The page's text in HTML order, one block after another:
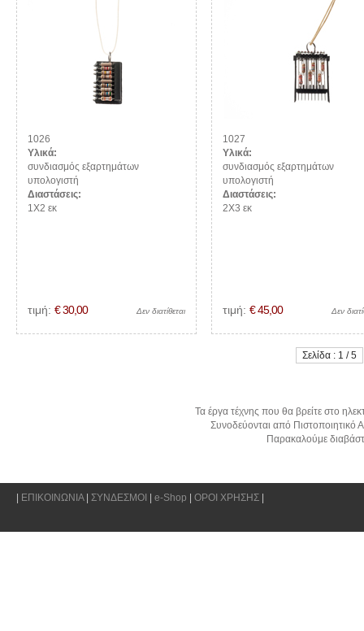
1026
Υλικά:
συνδιασμός εξαρτημάτων
υπολογιστή
Διαστάσεις:
1Χ2 εκ
τιμή: € 30,00 Δεν διατίθεται
1027
Υλικά:
συνδιασμός εξαρτημάτων
υπολογιστή
Διαστάσεις:
2Χ3 εκ
τιμή: € 45,00 Δεν
Σελίδα : 1 / 5
Τα έργα τέχνης που θα βρείτε στο
Συνοδεύονται από Πιστοποιητικό
Παρακαλούμε
ΕΠΙΚΟΙΝΩΝΙΑ| ΣΥΝΔΕΣΜΟΙ e-Shop ΟΡΟΙ ΧΡΗΣΗΣ